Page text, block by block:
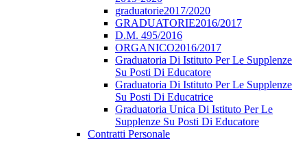
graduatorie2017/2020
GRADUATORIE2016/2017
D.M. 495/2016
ORGANICO2016/2017
Graduatoria Di Istituto Per Le Supplenze
Su Posti Di Educatore
Graduatoria Di Istituto Per Le Supplenze
Su Posti Di Educatrice
Graduatoria Unica Di Istituto Per Le
Supplenze Su Posti Di Educatore
Contratti Personale